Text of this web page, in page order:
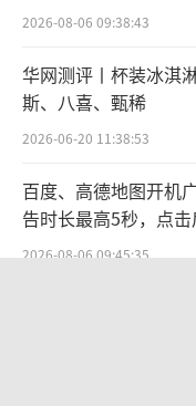
值得注意的
统批发和现代渠
高个位数。面对
面称将积极求变
细分产品组合
备数字化运营能
力。
2026-08-06 09:38:43
华网测评丨杯装冰淇
斯、八喜、甄稀
2026-06-20 11:38:53
百度、高德地图开机
告时长最高5秒，点
2026-08-06 09:45:35